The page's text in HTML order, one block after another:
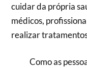
cuidar da própria
médicos,
realizar
Como as